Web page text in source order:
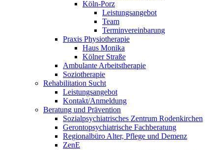
Köln-Porz
Leistungsangebot
Team
Terminvereinbarung
Praxis Physiotherapie
Haus Monika
Kölner Straße
Ambulante Arbeitstherapie
Soziotherapie
Rehabilitation Sucht
Leistungsangebot
Kontakt/Anmeldung
Beratung und Prävention
Sozialpsychiatrisches Zentrum Rodenkirchen
Gerontopsychiatrische Fachberatung
Regionalbüro Alter, Pflege und Demenz
ZenE